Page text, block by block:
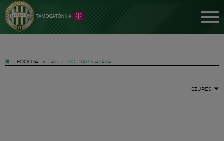
FŐOLDAL » TAG: Z. MOLNÁR NATASA
SZŰRÉS